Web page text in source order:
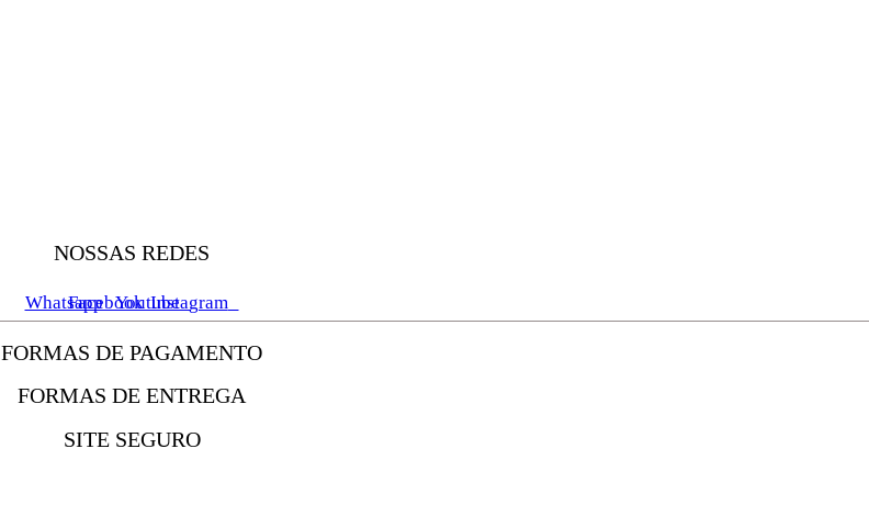
NOSSAS REDES
WhatsappFacebookYoutubeInstagram
FORMAS DE PAGAMENTO
FORMAS DE ENTREGA
SITE SEGURO